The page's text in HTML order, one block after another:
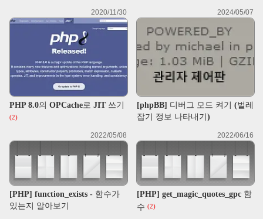
2020/11/30
PHP 8.0의 OPCache로 JIT 쓰기
(2)
2024/05/07
[phpBB] 디버그 모드 켜기 (벌레
잡기 정보 나타내기)
2022/05/08
[PHP] function_exists - 함수가
있는지 알아보기
2022/06/16
[PHP] get_magic_quotes_gpc 함
수 (2)